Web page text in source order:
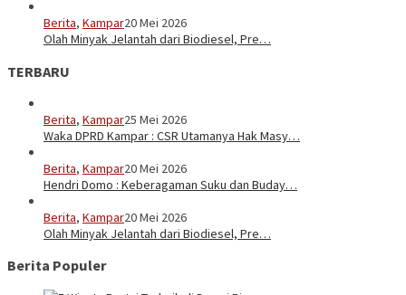
Berita, Kampar20 Mei 2026
Olah Minyak Jelantah dari Biodiesel, Pre…
TERBARU
Berita, Kampar25 Mei 2026
Waka DPRD Kampar : CSR Utamanya Hak Masy…
Berita, Kampar20 Mei 2026
Hendri Domo : Keberagaman Suku dan Buday…
Berita, Kampar20 Mei 2026
Olah Minyak Jelantah dari Biodiesel, Pre…
Berita Populer